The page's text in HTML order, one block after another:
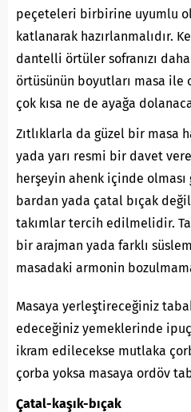
peçeteleri birbirine uyumlu
katlanarak hazırlanmalıdır.
dantelli örtüler sofranızı
örtüsünün boyutları masa ile
çok kısa ne de ayağa
Zıtlıklarla da güzel bir masa
yada yarı resmi bir davet
herşeyin ahenk içinde olması
bardan yada çatal bıçak
takımlar tercih edilmelidir.
bir arajman yada farklı
masadaki armonin
Masaya yerleştireceğiniz
edeceğiniz yemeklerinde
ikram edilecekse mutlaka
çorba yoksa masaya ordöv
Çatal-kaşık-bıçak